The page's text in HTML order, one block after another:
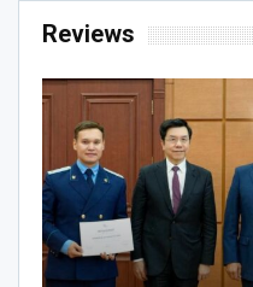
Reviews